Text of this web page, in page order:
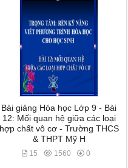
Bài giảng Hóa học Lớp 9 - Bài
12: Mối quan hệ giữa các loại
hợp chất vô cơ - Trường THCS
& THPT Mỹ H
15 1560 0